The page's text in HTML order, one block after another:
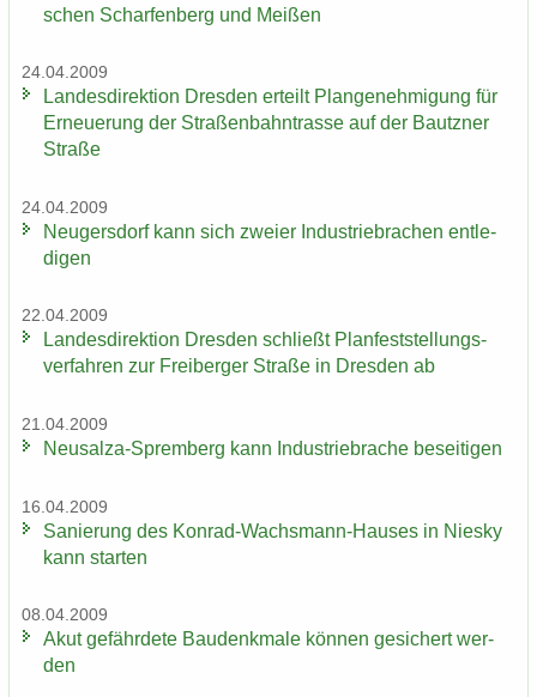
schen Schar­fen­berg und Mei­ßen
24.04.2009
Lan­des­di­rek­ti­on Dres­den er­teilt Plan­ge­neh­mi­gung für
Er­neue­rung der Stra­ßen­bahn­tras­se auf der Bautz­ner
Stra­ße
24.04.2009
Neu­gers­dorf kann sich zwei­er In­dus­trie­bra­chen ent­le­
di­gen
22.04.2009
Lan­des­di­rek­ti­on Dres­den schließt Plan­fest­stel­lungs­
ver­fah­ren zur Frei­ber­ger Stra­ße in Dres­den ab
21.04.2009
Neusalza-​Spremberg kann In­dus­trie­bra­che be­sei­ti­gen
16.04.2009
Sa­nie­rung des Konrad-​Wachsmann-Hauses in Nies­ky
kann star­ten
08.04.2009
Akut ge­fähr­de­te Bau­denk­ma­le kön­nen ge­si­chert wer­
den